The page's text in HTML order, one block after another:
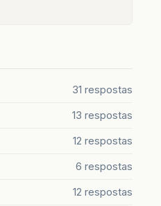
31 respostas
13 respostas
12 respostas
6 respostas
12 respostas